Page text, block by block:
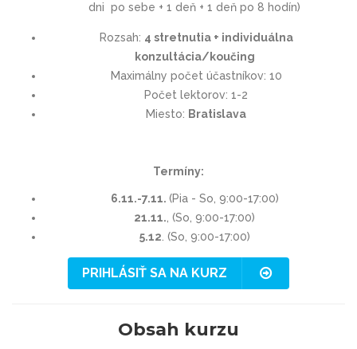
dni po sebe + 1 deň + 1 deň po 8 hodín)
Rozsah: 4 stretnutia + individuálna
konzultácia/koučing
Maximálny počet účastníkov: 10
Počet lektorov: 1-2
Miesto: Bratislava
Termíny:
6.11.-7.11. (Pia - So, 9:00-17:00)
21.11. , (So, 9:00-17:00)
5.12 . (So, 9:00-17:00)
PRIHLÁSIŤ SA NA KURZ
Obsah kurzu